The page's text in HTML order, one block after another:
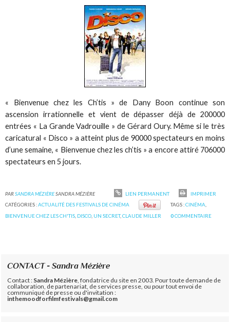
« Bienvenue chez les Ch’tis » de Dany Boon continue son
ascension irrationnelle et vient de dépasser déjà de 200000
entrées « La Grande Vadrouille » de Gérard Oury. Même si le très
caricatural « Disco » a atteint plus de 90000 spectateurs en moins
d’une semaine, « Bienvenue chez les ch’tis » a encore attiré 706000
spectateurs en 5 jours.
PARSANDRA MÉZIÈRESANDRA MÉZIÈRE LIEN PERMANENT
IMPRIMER
CATÉGORIES :ACTUALITÉ DES FESTIVALS DE CINÉMA TAGS :CINÉMA
BIENVENUE CHEZ LES CH'TIS DISCO UN SECRET,CLAUDE MILLER 0COMMENTAIRE
CONTACT - Sandra Mézière
Contact : Sandra Mézière , fondatrice du site en 2003. Pour toute demande de
collaboration, de partenariat, de services presse, ou pour tout envoi de
communiqué de presse ou d'invitation :
inthemoodforfilmfestivals@gmail.com